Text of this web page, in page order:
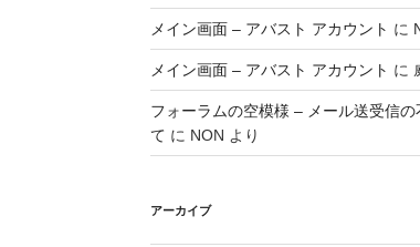
メイン画面 – アバスト アカウント に
メイン画面 – アバスト アカウント に
フォーラムの空模様 – メール送受信
て に NON より
アーカイブ